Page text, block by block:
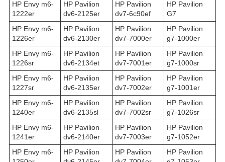
HP Envy m6-
1222er
HP Pavilion
dv6-2125er
HP Pavilion
dv7-6c90ef
HP Pavilion
G7
HP Envy m6-
1226er
HP Pavilion
dv6-2130er
HP Pavilion
dv7-7000er
HP Pavilion
g7-1000er
HP Envy m6-
1226sr
HP Pavilion
dv6-2134et
HP Pavilion
dv7-7001er
HP Pavilion
g7-1000sr
HP Envy m6-
1227sr
HP Pavilion
dv6-2135er
HP Pavilion
dv7-7002er
HP Pavilion
g7-1001er
HP Envy m6-
1240er
HP Pavilion
dv6-2135sl
HP Pavilion
dv7-7002sr
HP Pavilion
g7-1026sr
HP Envy m6-
1241er
HP Pavilion
dv6-2140er
HP Pavilion
dv7-7003er
HP Pavilion
g7-1052er
HP Envy m6-
HP Pavilion
HP Pavilion
HP Pavilion